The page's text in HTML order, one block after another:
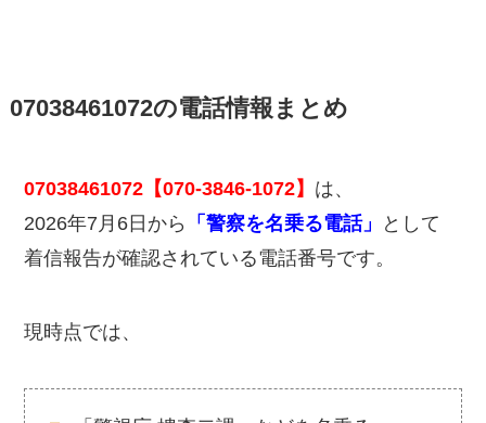
07038461072の電話情報まとめ
07038461072【070-3846-1072】 は、
2026年7月6日から
「警察を名乗る電話」
として
着信報告が確認されている電話番号です。
現時点では、